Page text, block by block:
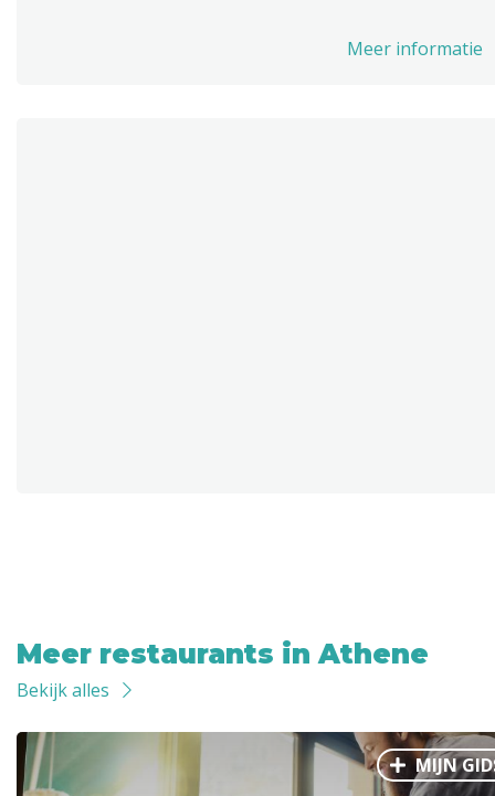
Meer informatie
Meer restaurants in Athene
Bekijk alles
MIJN